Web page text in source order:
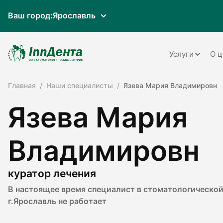
Ваш город:Ярославль
Услуги
Терапия
Ортодонтия
Хирургия
О
Главная Наши специалисты Язева Мария Владимировн
Язева Мария
Владимировн
куратор лечения
В настоящее время специалист в
г.Ярославль не работает